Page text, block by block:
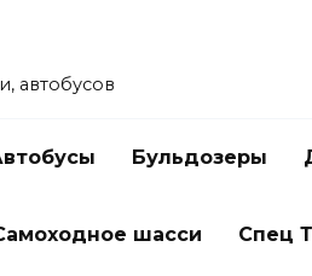
автобусов
Бульдозеры
шасси Спец